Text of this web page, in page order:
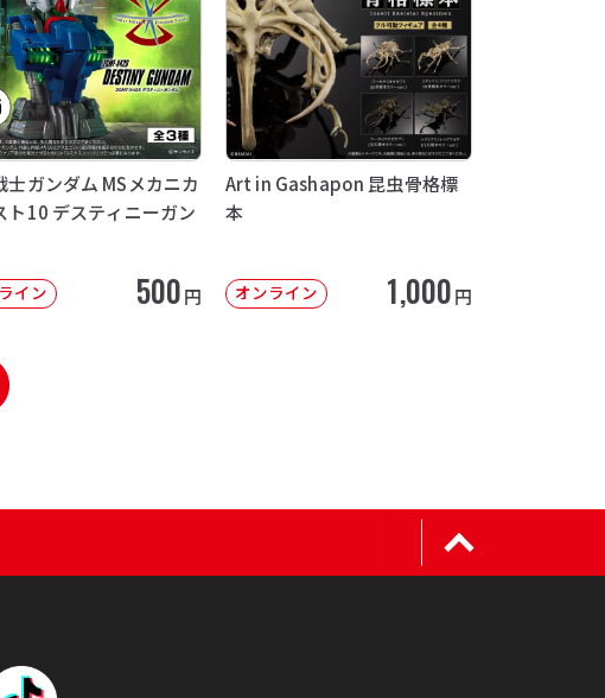
士ガンダム MSメカニカ
ト10 デスティニーガン
イン 500円
Art in Gashapon 昆虫骨格標
本
オンライン 1,000円